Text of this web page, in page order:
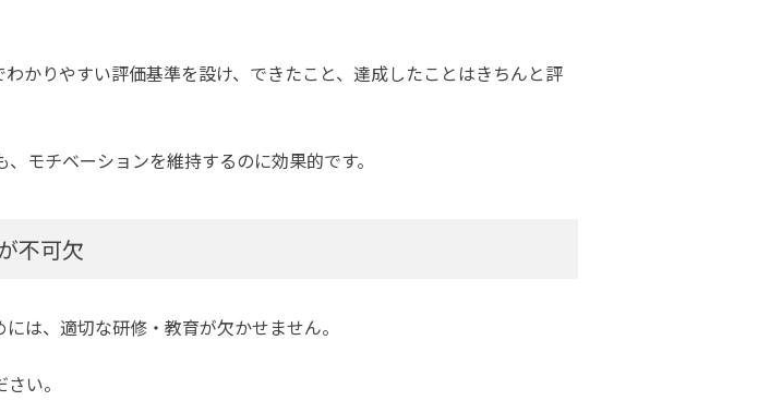
かりやすい評価基準を設け、できたこと、達成したことはきちんと評
モチベーションを維持するのに効果的です。
不可欠
は、適切な研修・教育が欠かせません。
い。